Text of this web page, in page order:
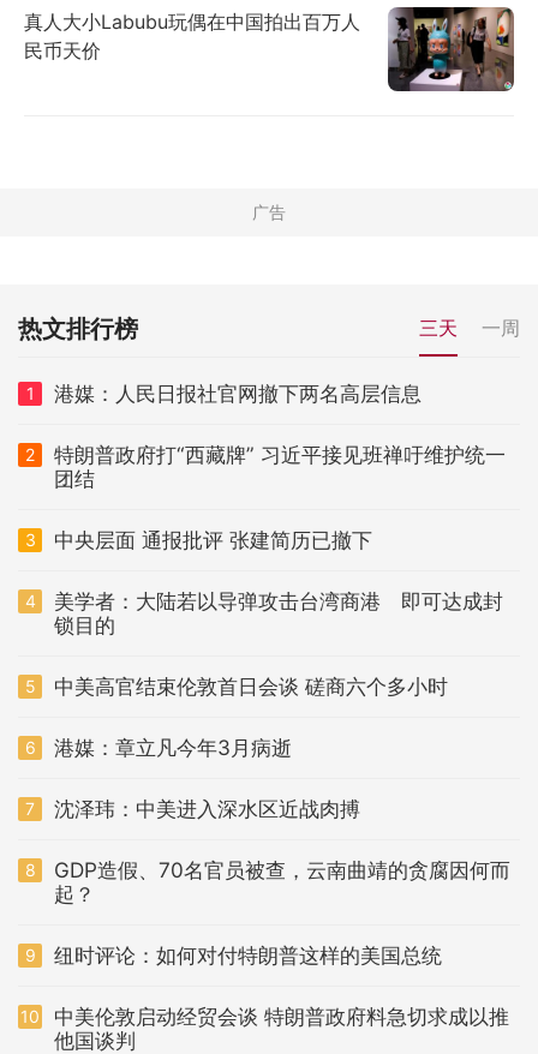
真人大小Labubu玩偶在中国拍出百万人
民币天价
热文排行榜 三天 一周
1 港媒：人民日报社官网撤下两名高层信息
2
特朗普政府打“西藏牌” 习近平接见班禅吁维护统一
团结
3 中央层面 通报批评 张建简历已撤下
4
美学者：大陆若以导弹攻击台湾商港 即可达成封
锁目的
5 中美高官结束伦敦首日会谈 磋商六个多小时
6 港媒：章立凡今年3月病逝
7 沈泽玮：中美进入深水区近战肉搏
8
GDP造假、70名官员被查，云南曲靖的贪腐因何而
起？
9 纽时评论：如何对付特朗普这样的美国总统
10
中美伦敦启动经贸会谈 特朗普政府料急切求成以推
他国谈判